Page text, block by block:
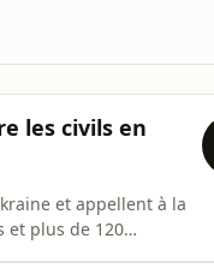
les civils en
et appellent à la
et plus de 120